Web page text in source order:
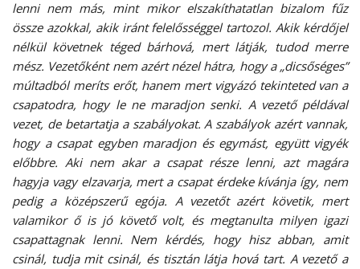
lenni nem más, mint mikor elszakíthatatlan bizalom fűz
össze azokkal, akik iránt felelősséggel tartozol. Akik kérdőjel
nélkül követnek téged bárhová, mert látják, tudod merre
mész. Vezetőként nem azért nézel hátra, hogy a „dicsőséges”
múltadból meríts erőt, hanem mert vigyázó tekinteted van a
csapatodra, hogy le ne maradjon senki. A vezető példával
vezet, de betartatja a szabályokat. A szabályok azért vannak,
hogy a csapat egyben maradjon és egymást, együtt vigyék
előbbre. Aki nem akar a csapat része lenni, azt magára
hagyja vagy elzavarja, mert a csapat érdeke kívánja így, nem
pedig a középszerű egója. A vezetőt azért követik, mert
valamikor ő is jó követő volt, és megtanulta milyen igazi
csapattagnak lenni. Nem kérdés, hogy hisz abban, amit
csinál, tudja mit csinál, és tisztán látja hová tart. A vezető a